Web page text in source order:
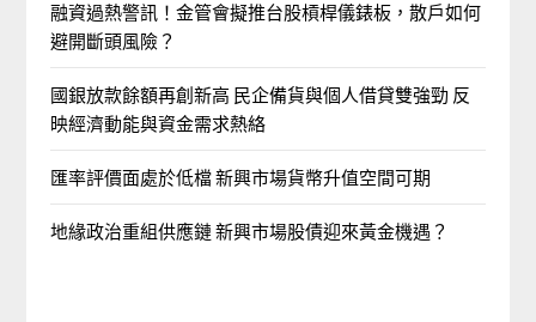
融資過熱警訊！金管會擬推台股槓桿儀錶板，散戶如何
避開斷頭風險？
國銀放款餘額再創新高 民企備貨與個人借貸雙強勁 反
映經濟動能與資金需求熱絡
匯率評價面處於低檔 新興市場貨幣升值空間可期
地緣政治重組供應鏈 新興市場股債迎來黃金機遇？